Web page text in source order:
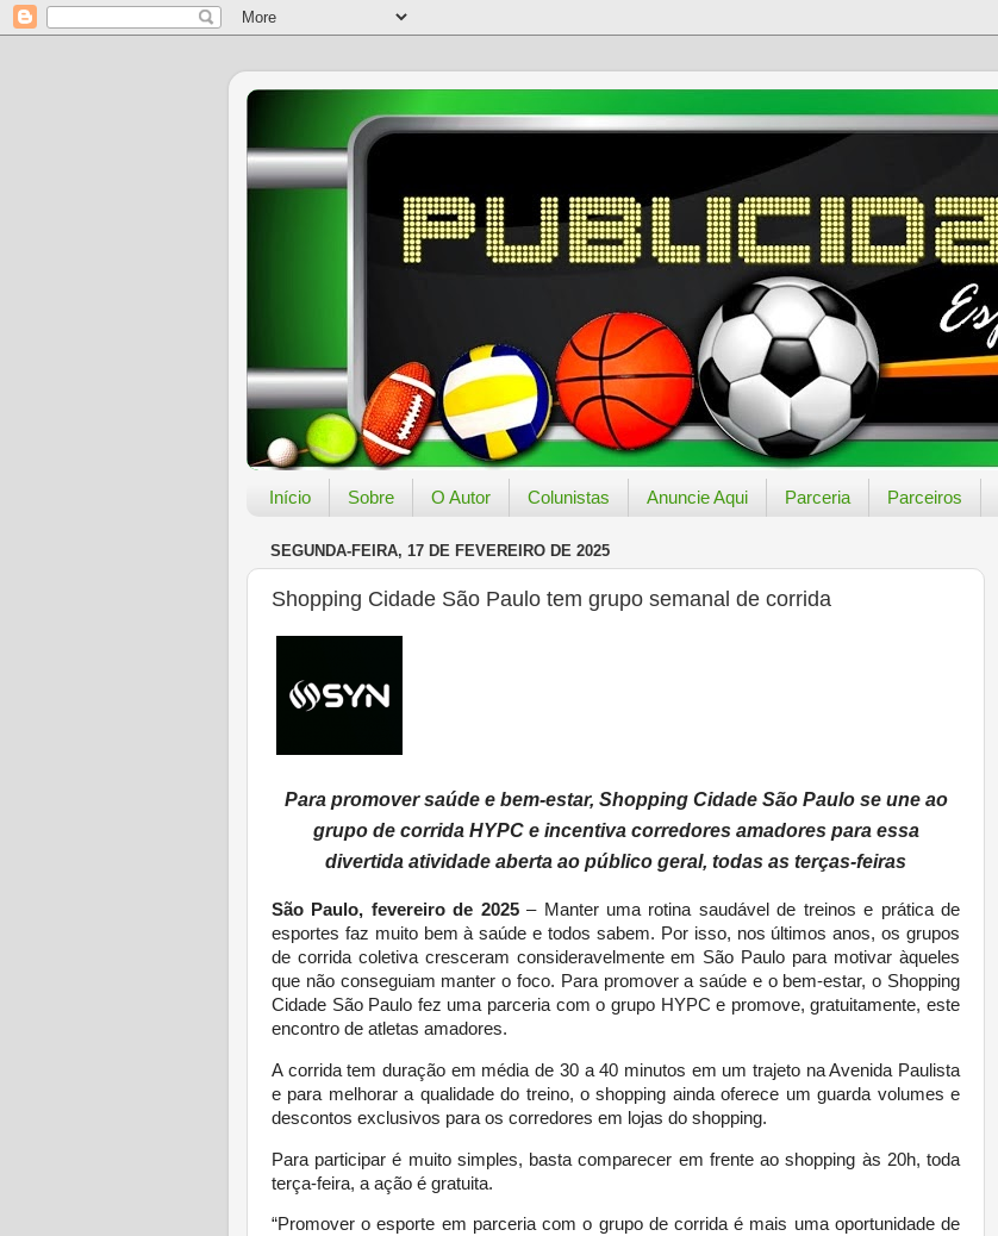
Início Sobre O Autor Colunistas Anuncie Aqui Parceria Parceiros
SEGUNDA-FEIRA, 17 DE FEVEREIRO DE 2025
Shopping Cidade São Paulo tem grupo semanal de corrida
Para promover saúde e bem-estar, Shopping Cidade São Paulo se une ao
grupo de corrida HYPC e incentiva corredores amadores para essa
divertida atividade aberta ao público geral, todas as terças-feiras
São Paulo, fevereiro de 2025– Manter uma rotina saudável de treinos e prática de
esportes faz muito bem à saúde e todos sabem. Por isso, nos últimos anos, os grupos
de corrida coletiva cresceram consideravelmente em São Paulo para motivar àqueles
que não conseguiam manter o foco. Para promover a saúde e o bem-estar, o Shopping
Cidade São Paulo fez uma parceria com o grupo HYPC e promove, gratuitamente, este
encontro de atletas amadores.
A corrida tem duração em média de 30 a 40 minutos em um trajeto na Avenida Paulista
e para melhorar a qualidade do treino, o shopping ainda oferece um guarda volumes e
descontos exclusivos para os corredores em lojas do shopping.
Para participar é muito simples, basta comparecer em frente ao shopping às 20h, toda
terça-feira, a ação é gratuita.
“Promover o esporte em parceria com o grupo de corrida é mais uma oportunidade de